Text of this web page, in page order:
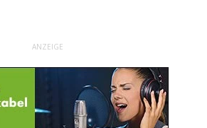
ANZEIGE